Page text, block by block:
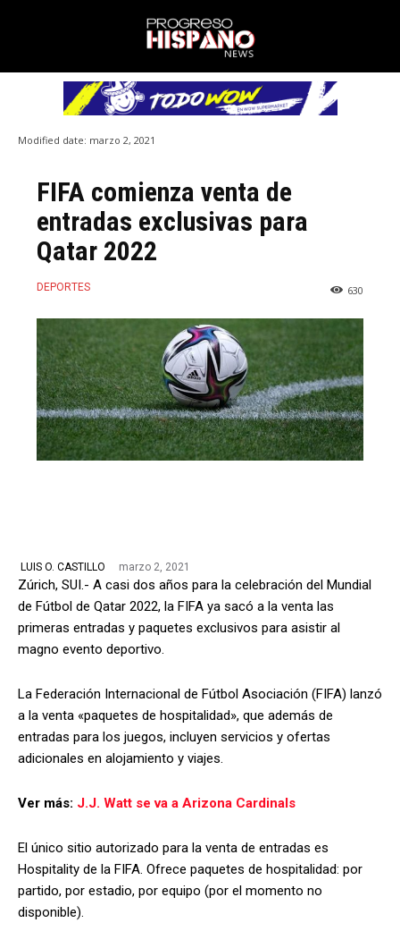
Modified date: marzo 2, 2021
FIFA comienza venta de
entradas exclusivas para
Qatar 2022
DEPORTES 630
LUIS O. CASTILLO marzo 2, 2021
Zúrich, SUI.- A casi dos años para la celebración del Mundial
de Fútbol de Qatar 2022, la FIFA ya sacó a la venta las
primeras entradas y paquetes exclusivos para asistir al
magno evento deportivo.
La Federación Internacional de Fútbol Asociación (FIFA) lanzó
a la venta «paquetes de hospitalidad», que además de
entradas para los juegos, incluyen servicios y ofertas
adicionales en alojamiento y viajes.
Ver más: J.J. Watt se va a Arizona Cardinals
El único sitio autorizado para la venta de entradas es
Hospitality de la FIFA. Ofrece paquetes de hospitalidad: por
partido, por estadio, por equipo (por el momento no
disponible).